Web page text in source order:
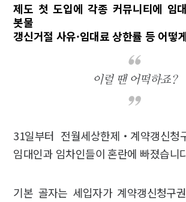
제도 첫 도입에 각종 커뮤니티에 임
봇물
갱신거절 사유·임대료 상한률 등 어떻
이럴 땐 어떡하죠?
31일부터 전월세상한제‧계약갱신청
임대인과 임차인들이 혼란에 빠졌습니
기본 골자는 세입자가 계약갱신청구